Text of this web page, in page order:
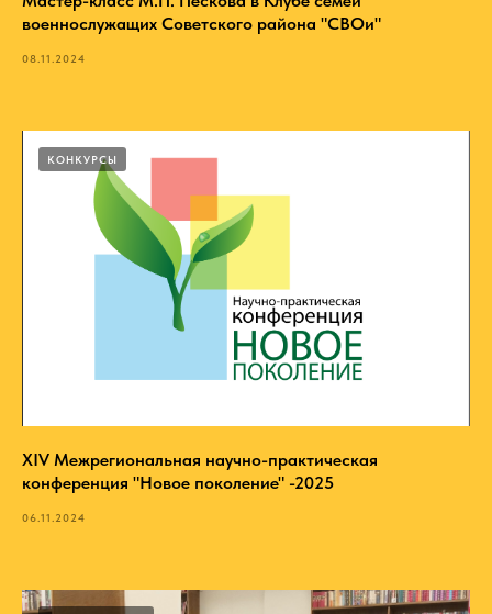
военнослужащих Советского района "СВОи"
08.11.2024
КОНКУРСЫ
XIV Межрегиональная научно-практическая
конференция "Новое поколение" -2025
06.11.2024